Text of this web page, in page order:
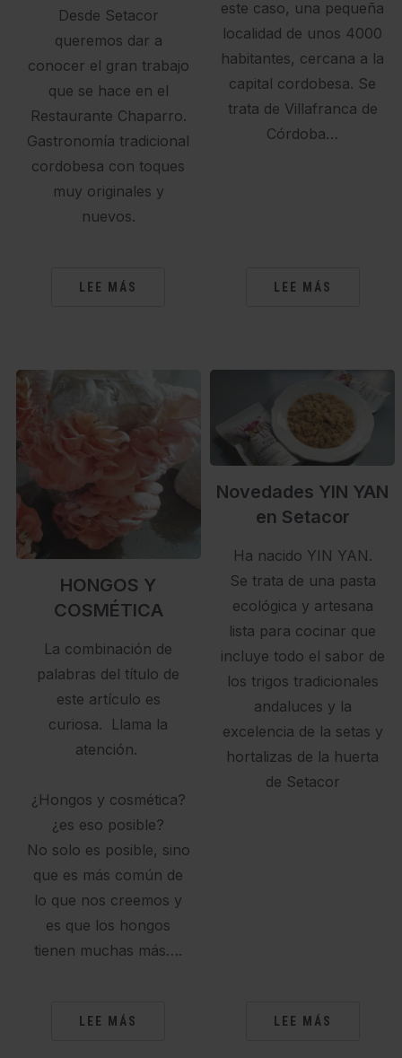
Desde Setacor
queremos dar a
conocer el gran trabajo
que se hace en el
Restaurante Chaparro.
Gastronomía tradicional
cordobesa con toques
muy originales y
nuevos.
LEE MÁS
este caso, una pequeña
localidad de unos 4000
habitantes, cercana a la
capital cordobesa. Se
trata de Villafranca de
Córdoba…
LEE MÁS
HONGOS Y
COSMÉTICA
La combinación de
palabras del título de
este artículo es
curiosa. Llama la
atención.
¿Hongos y cosmética?
¿es eso posible?
No solo es posible, sino
que es más común de
lo que nos creemos y
es que los hongos
tienen muchas más….
LEE MÁS
Novedades YIN YAN
en Setacor
Ha nacido YIN YAN.
Se trata de una pasta
ecológica y artesana
lista para cocinar que
incluye todo el sabor de
los trigos tradicionales
andaluces y la
excelencia de la setas y
hortalizas de la huerta
de Setacor
LEE MÁS